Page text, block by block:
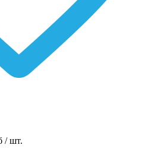
/ шт.